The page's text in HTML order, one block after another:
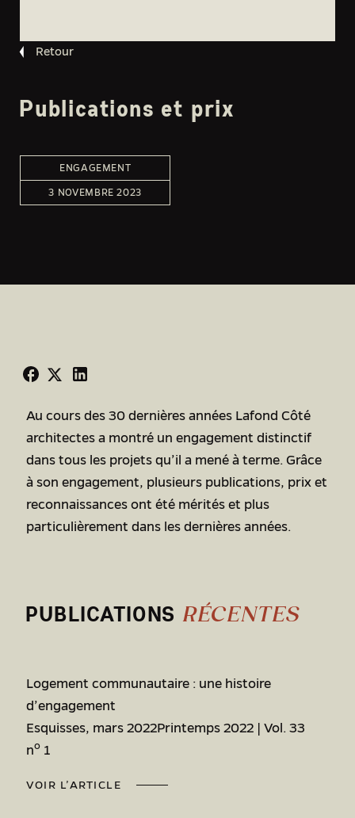
Retour
Publications et prix
ENGAGEMENT
3 NOVEMBRE 2023
Au cours des 30 dernières années Lafond Côté
architectes a montré un engagement distinctif
dans tous les projets qu’il a mené à terme. Grâce
à son engagement, plusieurs publications, prix et
reconnaissances ont été mérités et plus
particulièrement dans les dernières années.
PUBLICATIONS RÉCENTES
Logement communautaire : une histoire
d’engagement
Esquisses, mars 2022Printemps 2022 | Vol. 33
no 1
VOIR L’ARTICLE